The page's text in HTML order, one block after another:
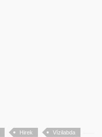
Hirek Vízilabda